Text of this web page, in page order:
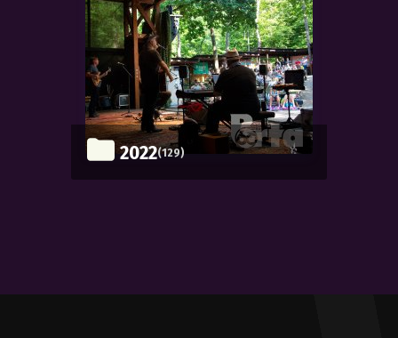
2022(129)